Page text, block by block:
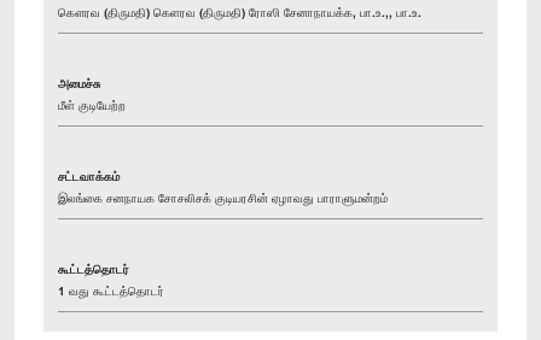
கௌரவ (திருமதி) கெளரவ (திருமதி) ரோஸி சேனாநாயக்க, பா.உ.,, பா.உ.
அமைச்சு
மீள் குடியேற்ற
சட்டவாக்கம்
இலங்கை சனநாயக சோசலிசக் குடியரசின் ஏழாவது பாராளுமன்றம்
கூட்டத்தொடர்
1 வது கூட்டத்தொடர்